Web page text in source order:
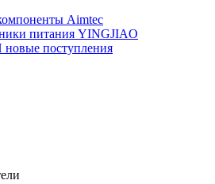
Aimtec
питания YINGJIAO
поступления